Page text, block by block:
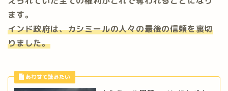
ます。
インド政府は、カシミールの人々の最後の信頼を裏切
りました。